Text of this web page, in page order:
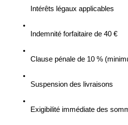
Intérêts légaux applicables
Indemnité forfaitaire de 40 €
Clause pénale de 10 %
Suspension des livraisons
Exigibilité immédiate des